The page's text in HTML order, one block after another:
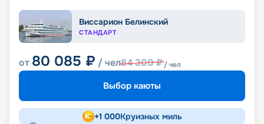
Виссарион Белинский
СТАНДАРТ
от 80 085 ₽ / чел84 300₽/ чел
Выбор каюты
+1 000Круизных миль